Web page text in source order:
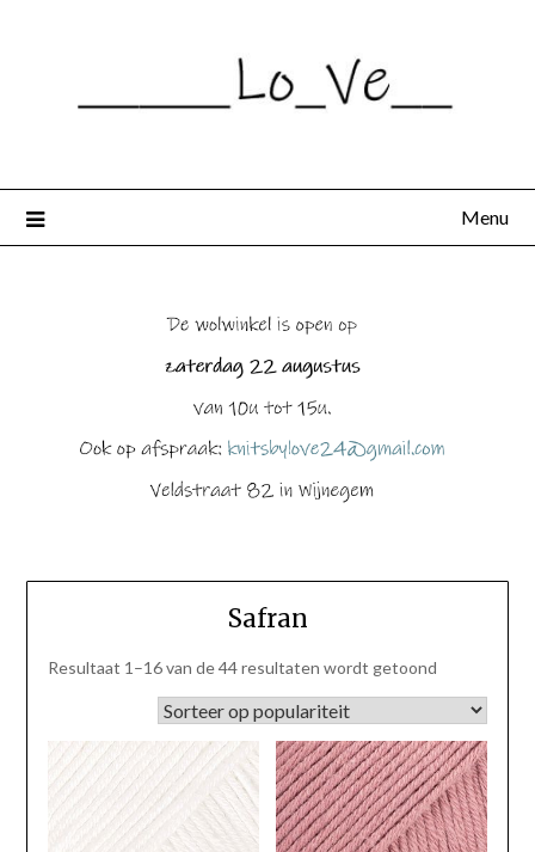
Menu
Safran
Resultaat 1–16 van de 44 resultaten wordt getoondGesorteerd
populariteit